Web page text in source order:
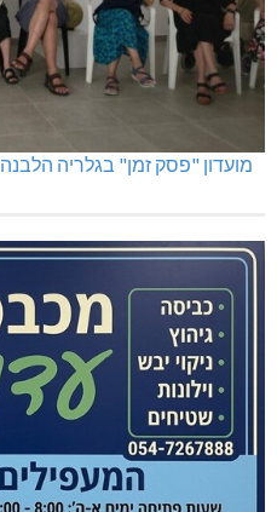
מועדון "פסק זמן" בגלריה הלבנה